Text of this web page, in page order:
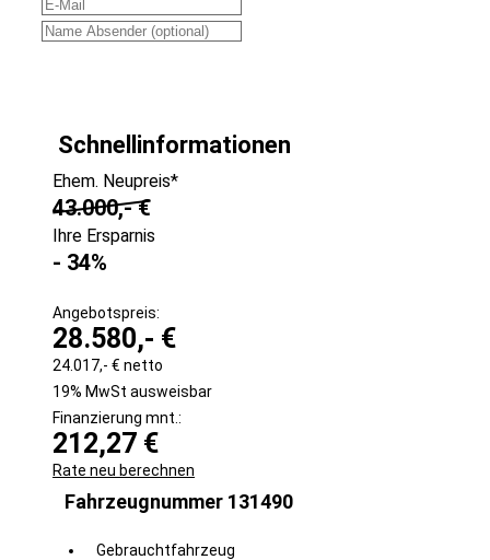
Schnellinformationen
Ehem. Neupreis*
43.000,- €
Ihre Ersparnis
- 34%
Angebotspreis:
28.580,- €
24.017,- € netto
19% MwSt ausweisbar
Finanzierung mnt.:
212,27 €
Rate neu berechnen
Fahrzeugnummer 131490
Gebrauchtfahrzeug